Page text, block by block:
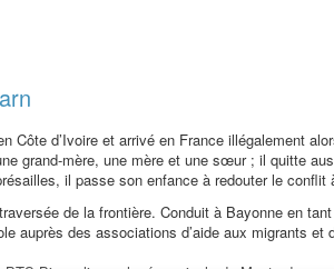
Côte d’Ivoire et arrivé en France illégalement
grand-mère, une mère et une sœur ; il quitte
il passe son enfance à redouter le conflit
de la frontière. Conduit à Bayonne en
auprès des associations d’aide aux migrants et